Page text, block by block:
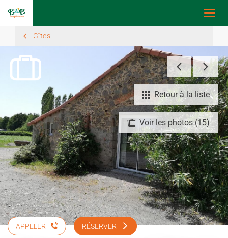
Gîtes
Voir les photos (15)
Retour à la liste
APPELER RÉSERVER